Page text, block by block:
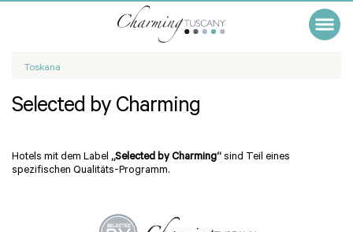
Toskana
Selected by Charming
Hotels mit dem Label „Selected by Charming“ sind Teil eines
spezifischen Qualitäts-Programm.